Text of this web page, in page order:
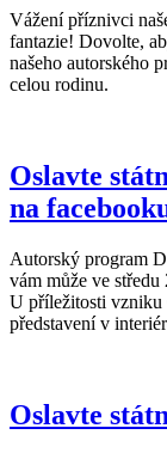
Vážení příznivci
fantazie! Dovolte,
našeho autorského
celou rodinu.
Oslavte
na
Autorský program
vám může ve
U příležitosti vzniku
představení v
Oslavte